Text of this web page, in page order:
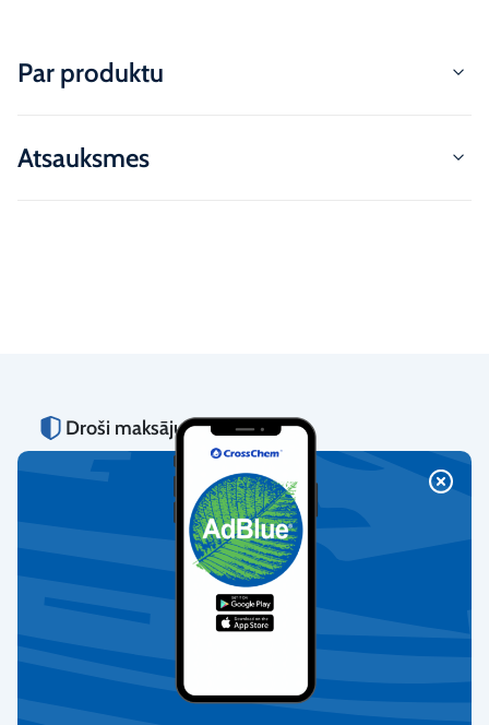
Par produktu
Atsauksmes
Droši maksājumi
Piedāvājam iespēju norēķināties ar internetbanku, kredītkartēm
Vairāk informācijas
Piegādāsim uz mājām, biroju vai pakomātu. Vai arī saņem mūsu
noliktavā.